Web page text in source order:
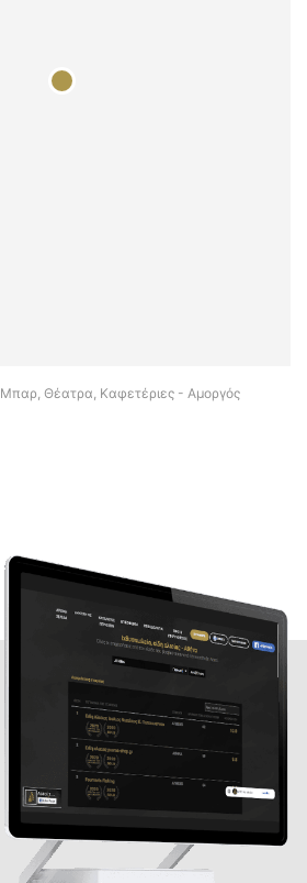
Μπαρ, Θέατρα, Καφετέριες - Αμοργός